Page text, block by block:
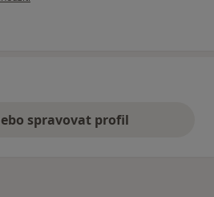
spravovat profil